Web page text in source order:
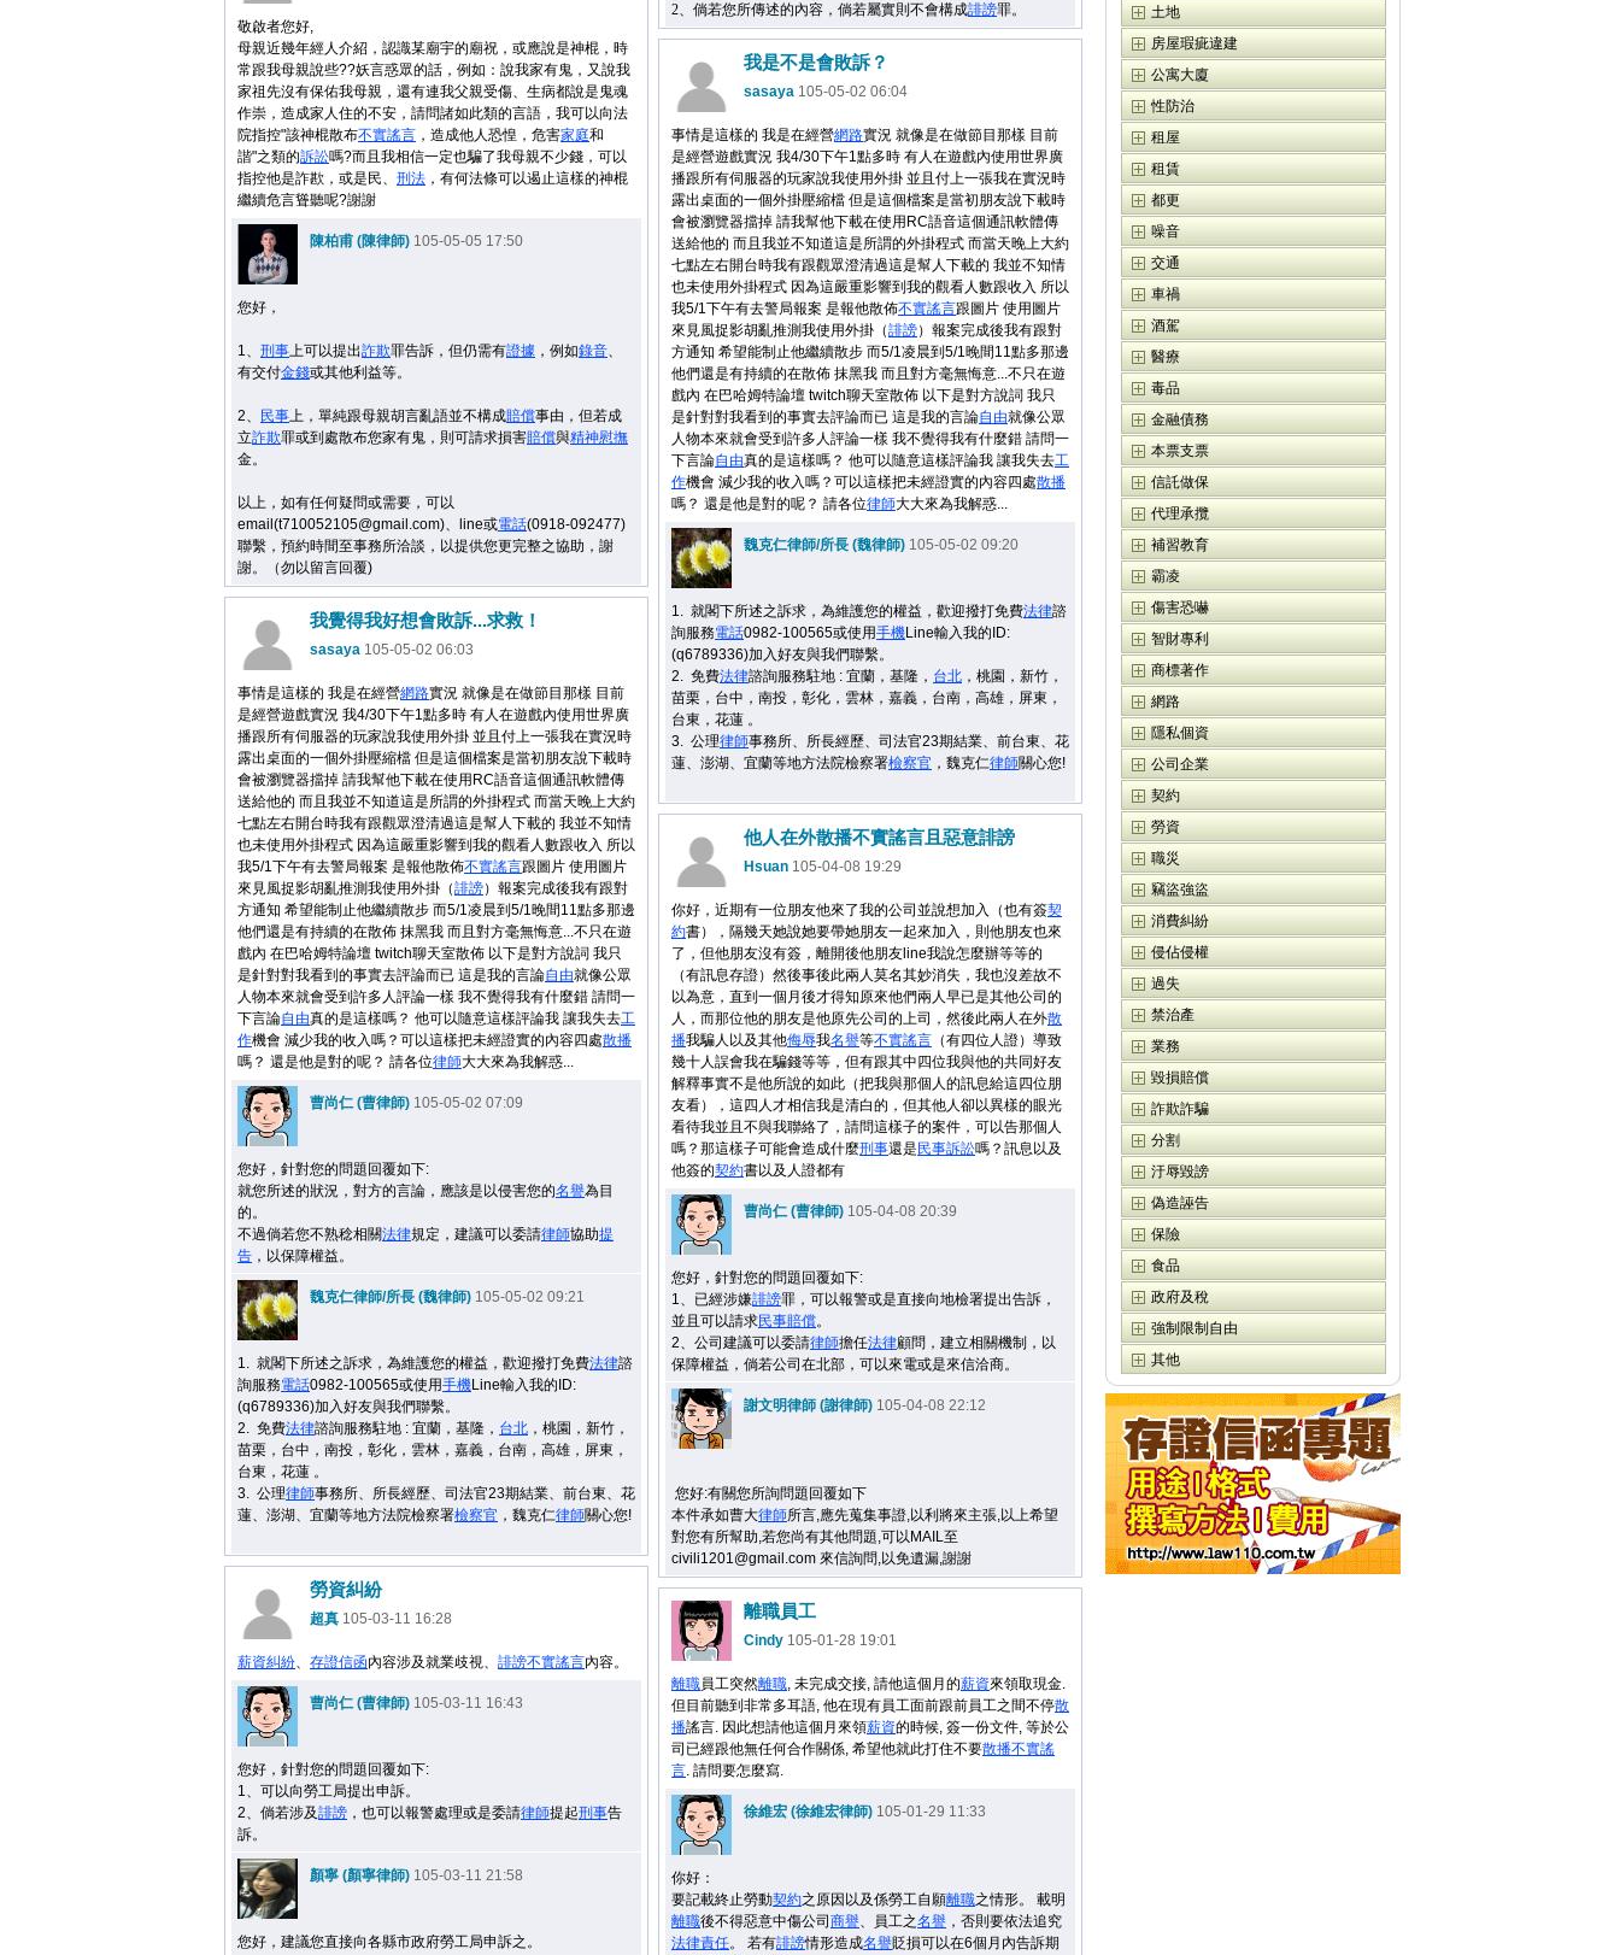
2、倘若您所傳述的內容，倘若屬實則不會構成誹謗罪。
敬啟者您好,
母親近幾年經人介紹，認識某廟宇的廟祝，或應說是神棍，時
常跟我母親說些??妖言惑眾的話，例如：說我家有鬼，又說我
家祖先沒有保佑我母親，還有連我父親受傷、生病都說是鬼魂
作崇，造成家人住的不安，請問諸如此類的言語，我可以向法
院指控"該神棍散布不實謠言 ，造成他人恐惶，危害家庭和
諧"之類的訴訟嗎?而且我相信一定也騙了我母親不少錢，可以
指控他是詐歁，或是民、 刑法 ，有何法條可以遏止這樣的神棍
繼續危言聳聽呢?謝謝
陳柏甫 (陳律師) 105-05-05 17:50
您好，
1、 刑事上可以提出詐欺罪告訴，但仍需有證據 ，例如錄音、
有交付金錢或其他利益等。
2、 民事上，單純跟母親胡言亂語並不構成賠償事由，但若成
立詐欺罪或到處散布您家有鬼，則可請求損害賠償與精神慰撫
金。
以上，如有任何疑問或需要，可以
email(t710052105@gmail.com)、line或電話(0918-092477)
聯繫，預約時間至事務所洽談，以提供您更完整之協助，謝
謝。（勿以留言回覆)
我是不是會敗訴？
sasaya 105-05-02 06:04
事情是這樣的 我是在經營網路實況 就像是在做節目那樣 目前
是經營遊戲實況 我4/30下午1點多時 有人在遊戲內使用世界廣
播跟所有伺服器的玩家說我使用外掛 並且付上一張我在實況時
露出桌面的一個外掛壓縮檔 但是這個檔案是當初朋友說下載時
會被瀏覽器擋掉 請我幫他下載在使用RC語音這個通訊軟體傳
送給他的 而且我並不知道這是所謂的外掛程式 而當天晚上大約
七點左右開台時我有跟觀眾澄清過這是幫人下載的 我並不知情
也未使用外掛程式 因為這嚴重影響到我的觀看人數跟收入 所以
我5/1下午有去警局報案 是報他散佈不實謠言跟圖片 使用圖片
來見風捉影胡亂推測我使用外掛（誹謗）報案完成後我有跟對
方通知 希望能制止他繼續散步 而5/1凌晨到5/1晚間11點多那邊
他們還是有持續的在散佈 抹黑我 而且對方毫無悔意...不只在遊
戲內 在巴哈姆特論壇 twitch聊天室散佈 以下是對方說詞 我只
是針對對我看到的事實去評論而已 這是我的言論自由就像公眾
人物本來就會受到許多人評論一樣 我不覺得我有什麼錯 請問一
下言論自由真的是這樣嗎？ 他可以隨意這樣評論我 讓我失去工
作機會 減少我的收入嗎？可以這樣把未經證實的內容四處散播
嗎？ 還是他是對的呢？ 請各位律師大大來為我解惑...
魏克仁律師/所長 (魏律師) 105-05-02 09:20
1. 就閣下所述之訴求， 為維護您的權益，歡迎撥打免費法律諮
詢服務電話0982-100565或使用手機Line輸入我的ID:
(q6789336)加入好友與我們聯繫。
2. 免費法律諮詢服務駐地 : 宜蘭，基隆， 台北 ，桃園，新竹，
苗栗，台中，南投，彰化，雲林，嘉義，台南，高雄，屏東，
台東，花蓮 。
3. 公理律師事務所、所長經歷、 司法官23期結業、前台東、花
蓮、澎湖、宜蘭等地方法院檢察署檢察官 ，魏克仁律師關心您!
我覺得我好想會敗訴...求救！
sasaya 105-05-02 06:03
事情是這樣的 我是在經營網路實況 就像是在做節目那樣 目前
是經營遊戲實況 我4/30下午1點多時 有人在遊戲內使用世界廣
播跟所有伺服器的玩家說我使用外掛 並且付上一張我在實況時
露出桌面的一個外掛壓縮檔 但是這個檔案是當初朋友說下載時
會被瀏覽器擋掉 請我幫他下載在使用RC語音這個通訊軟體傳
送給他的 而且我並不知道這是所謂的外掛程式 而當天晚上大約
七點左右開台時我有跟觀眾澄清過這是幫人下載的 我並不知情
也未使用外掛程式 因為這嚴重影響到我的觀看人數跟收入 所以
我5/1下午有去警局報案 是報他散佈不實謠言跟圖片 使用圖片
來見風捉影胡亂推測我使用外掛（誹謗）報案完成後我有跟對
方通知 希望能制止他繼續散步 而5/1凌晨到5/1晚間11點多那邊
他們還是有持續的在散佈 抹黑我 而且對方毫無悔意...不只在遊
戲內 在巴哈姆特論壇 twitch聊天室散佈 以下是對方說詞 我只
是針對對我看到的事實去評論而已 這是我的言論自由就像公眾
人物本來就會受到許多人評論一樣 我不覺得我有什麼錯 請問一
下言論自由真的是這樣嗎？ 他可以隨意這樣評論我 讓我失去工
作機會 減少我的收入嗎？可以這樣把未經證實的內容四處散播
嗎？ 還是他是對的呢？ 請各位律師大大來為我解惑...
曹尚仁 (曹律師) 105-05-02 07:09
您好，針對您的問題回覆如下:
就您所述的狀況，對方的言論，應該是以侵害您的名譽為目
的。
不過倘若您不熟稔相關法律規定，建議可以委請律師協助提
告 ，以保障權益。
魏克仁律師/所長 (魏律師) 105-05-02 09:21
1. 就閣下所述之訴求， 為維護您的權益，歡迎撥打免費法律諮
詢服務電話0982-100565或使用手機Line輸入我的ID:
(q6789336)加入好友與我們聯繫。
2. 免費法律諮詢服務駐地 : 宜蘭，基隆， 台北 ，桃園，新竹，
苗栗，台中，南投，彰化，雲林，嘉義，台南，高雄，屏東，
台東，花蓮 。
3. 公理律師事務所、所長經歷、 司法官23期結業、前台東、花
蓮、澎湖、宜蘭等地方法院檢察署檢察官 ，魏克仁律師關心您!
他人在外散播不實謠言且惡意誹謗
Hsuan 105-04-08 19:29
你好，近期有一位朋友他來了我的公司並說想加入（也有簽契
約書），隔幾天她說她要帶她朋友一起來加入，則他朋友也來
了，但他朋友沒有簽，離開後他朋友line我說怎麼辦等等的
（有訊息存證）然後事後此兩人莫名其妙消失，我也沒差故不
以為意，直到一個月後才得知原來他們兩人早已是其他公司的
人，而那位他的朋友是他原先公司的上司，然後此兩人在外散
播我騙人以及其他侮辱我名譽等不實謠言 （有四位人證）導致
幾十人誤會我在騙錢等等，但有跟其中四位我與他的共同好友
解釋事實不是他所說的如此（把我與那個人的訊息給這四位朋
友看），這四人才相信我是清白的，但其他人卻以異樣的眼光
看待我並且不與我聯絡了，請問這樣子的案件，可以告那個人
嗎？那這樣子可能會造成什麼刑事還是 民事訴訟嗎？訊息以及
他簽的契約書以及人證都有
曹尚仁 (曹律師) 105-04-08 20:39
您好，針對您的問題回覆如下:
1、已經涉嫌誹謗罪，可以報警或是直接向地檢署提出告訴，
並且可以請求民事賠償。
2、公司建議可以委請律師擔任法律顧問，建立相關機制，以
保障權益，倘若公司在北部，可以來電或是來信洽商。
謝文明律師 (謝律師) 105-04-08 22:12
您好:有關您所詢問題回覆如下
本件承如曹大律師所言,應先蒐集事證,以利將來主張,以上希望
對您有所幫助,若您尚有其他問題,可以MAIL至
civili1201@gmail.com 來信詢問,以免遺漏,謝謝
勞資糾紛
超真 105-03-11 16:28
薪資糾紛、 存證信函內容涉及就業歧視、 誹謗不實謠言內容。
曹尚仁 (曹律師) 105-03-11 16:43
您好，針對您的問題回覆如下:
1、可以向勞工局提出申訴。
2、倘若涉及誹謗 ，也可以報警處理或是委請律師提起刑事告
訴。
顏寧 (顏寧律師) 105-03-11 21:58
您好，建議您直接向各縣市政府勞工局申訴之。
離職員工
Cindy 105-01-28 19:01
離職員工突然離職, 未完成交接, 請他這個月的薪資來領取現金.
但目前聽到非常多耳語, 他在現有員工面前跟前員工之間不停散
播謠言. 因此想請他這個月來領薪資的時候, 簽一份文件, 等於公
司已經跟他無任何合作關係, 希望他就此打住不要散播不實謠
言. 請問要怎麼寫.
徐維宏 (徐維宏律師) 105-01-29 11:33
你好：
要記載終止勞動契約之原因以及係勞工自願離職之情形。 載明
離職後不得惡意中傷公司 商譽、員工之名譽 ，否則要依法追究
法律責任。 若有誹謗情形造成名譽貶損可以在6個月內告訴期
土地
房屋瑕疵違建
公寓大廈
性防治
租屋
租賃
都更
噪音
交通
車禍
酒駕
醫療
毒品
金融債務
本票支票
信託做保
代理承攬
補習教育
霸凌
傷害恐嚇
智財專利
商標著作
網路
隱私個資
公司企業
契約
勞資
職災
竊盜強盜
消費糾紛
侵佔侵權
過失
禁治產
業務
毀損賠償
詐欺詐騙
分割
汙辱毀謗
偽造誣告
保險
食品
政府及稅
強制限制自由
其他